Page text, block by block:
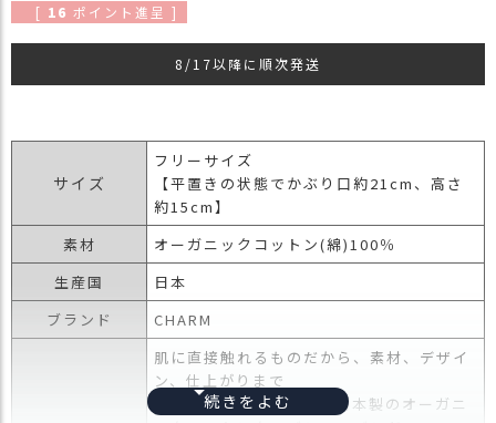
タ
小
[ 16 ポイント進呈 ]
8/17以降に順次発送
サイズ
フリーサイズ
【平置きの状態でかぶり口約21cm、高さ
約15cm】
素材
オーガニックコットン(綿)100％
生産国
日本
ブランド
CHARM
肌に直接触れるものだから、素材、デザイ
ン、仕上がりまで
こだわりを持って作った日本製のオーガニ